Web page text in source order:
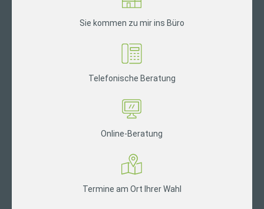
Sie kommen zu mir ins Büro
Telefonische Beratung
Online-Beratung
Termine am Ort Ihrer Wahl